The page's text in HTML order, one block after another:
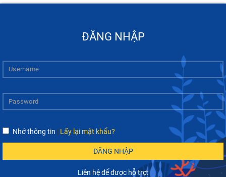
ĐĂNG NHẬP
Nhớ thông tin | Lấy lại mật khẩu?
ĐĂNG NHẬP
Liên hệ để được hỗ trợ: